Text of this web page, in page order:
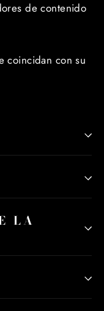
de contenido
coincidan con su
LA